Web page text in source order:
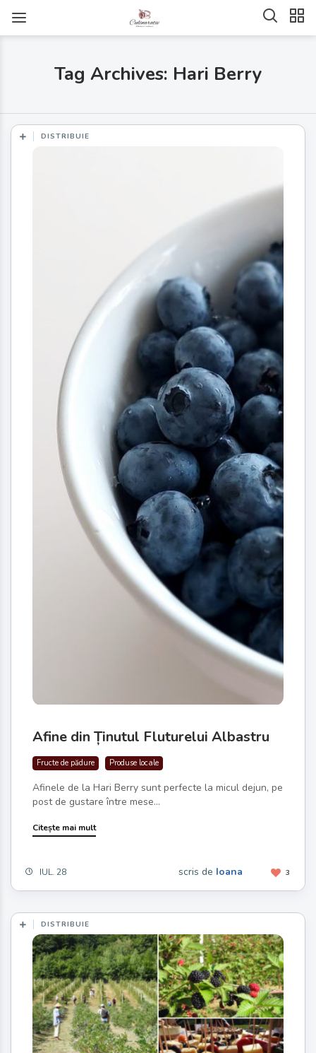
Tag Archives: Hari Berry
DISTRIBUIE
Afine din Ținutul Fluturelui Albastru
Fructe de pădure Produse locale
Afinele de la Hari Berry sunt perfecte la micul dejun, pe
post de gustare între mese...
Citește mai mult
IUL. 28 3
scris de Ioana
DISTRIBUIE